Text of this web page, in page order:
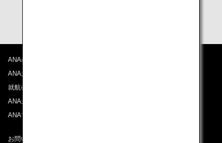
ANAについて
ANAからのお知らせ
就航都市
ANAがお約束する体験
ANAマイレージクラブ
お問い合わせ